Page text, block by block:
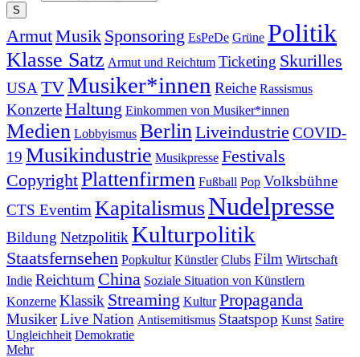
ArmutMusik Sponsoring EsPeDe Grüne Politik
Klasse Satz Armut und Reichtum Ticketing Skurilles
USA TVMusiker*innen Reiche Rassismus
KonzerteHaltung Einkommen von Musiker*innen
Medien Lobbyismus BerlinLiveindustrie COVID-
19 Musikindustrie Musikpresse Festivals
CopyrightPlattenfirmen Fußball Pop Volksbühne
CTS Eventim KapitalismusNudelpresse
Bildung Netzpolitik Kulturpolitik
Staatsfernsehen Popkultur Künstler Clubs Film Wirtschaft
Indie Reichtum China Soziale Situation von Künstlern
Konzerne Klassik Streaming Kultur Propaganda
MusikerLive Nation Antisemitismus Staatspop Kunst Satire
Ungleichheit Demokratie
Mehr